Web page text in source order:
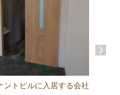
ントビルに入居する会社